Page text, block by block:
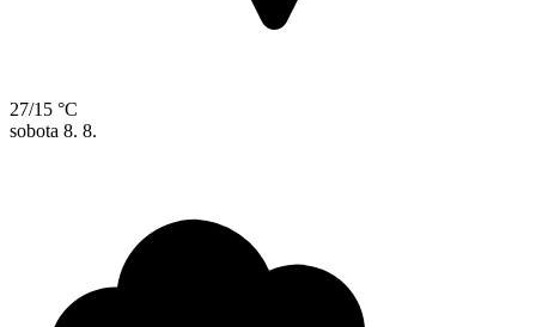
27/15 °C
sobota 8. 8.